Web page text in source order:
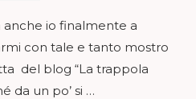
anche io finalmente a
con tale e tanto mostro
del blog “La trappola
da un po’ si …